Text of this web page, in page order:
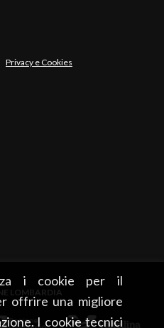
i cookie per il
offrire una migliore
I cookie tecnici
Privacy e Cookies
LOMBARDIA